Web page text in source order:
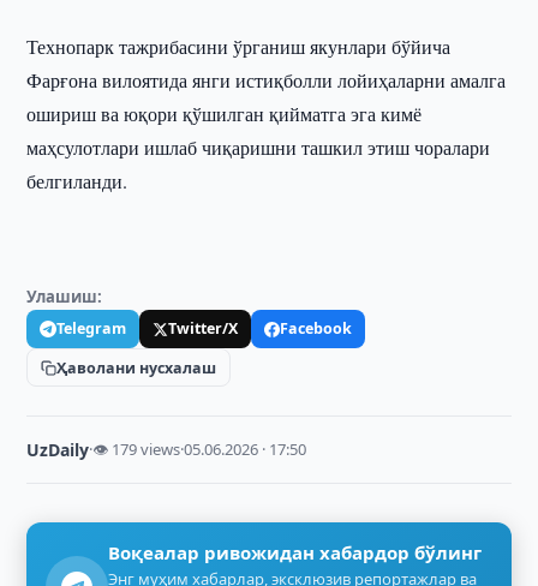
Технопарк тажрибасини ўрганиш якунлари бўйича
Фарғона вилоятида янги истиқболли лойиҳаларни амалга
ошириш ва юқори қўшилган қийматга эга кимё
маҳсулотлари ишлаб чиқаришни ташкил этиш чоралари
белгиланди.
Улашиш:
Telegram Twitter/X
Facebook
Ҳаволани нусхалаш
UzDaily·👁 179 views·05.06.2026 · 17:50
Воқеалар ривожидан хабардор бўлинг
Энг муҳим хабарлар, эксклюзив репортажлар ва